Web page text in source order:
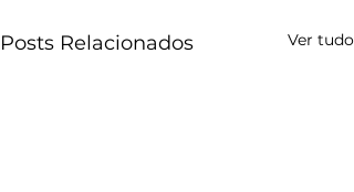
Posts Relacionados Ver tudo